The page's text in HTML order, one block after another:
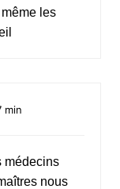
les
min
médecins
nous